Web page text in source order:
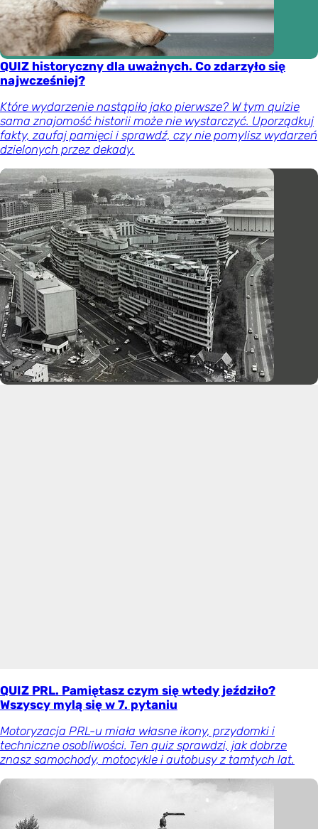
QUIZ historyczny dla uważnych. Co zdarzyło się
najwcześniej?
Które wydarzenie nastąpiło jako pierwsze? W tym quizie
sama znajomość historii może nie wystarczyć. Uporządkuj
fakty, zaufaj pamięci i sprawdź, czy nie pomylisz wydarzeń
dzielonych przez dekady.
QUIZ PRL. Pamiętasz czym się wtedy jeździło?
Wszyscy mylą się w 7. pytaniu
Motoryzacja PRL-u miała własne ikony, przydomki i
techniczne osobliwości. Ten quiz sprawdzi, jak dobrze
znasz samochody, motocykle i autobusy z tamtych lat.